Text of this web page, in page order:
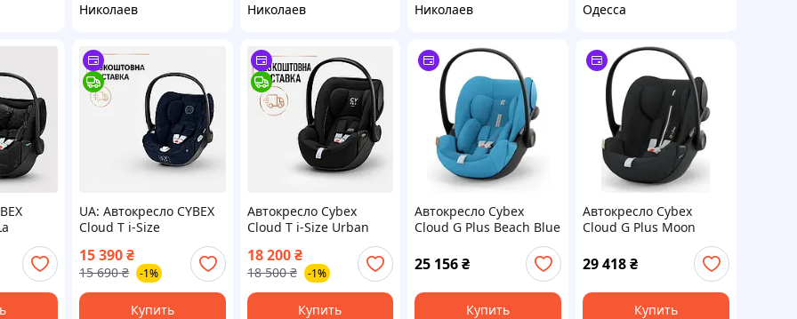
Николаев
Николаев
Николаев
Одесса
0-13
UA: Автокресло CYBEX
Cloud T i-Size
Rebellious Luxury для
новорожденных 0–13
кг, группа 0+, премиум
коллекция
15 390₴
15 690 ₴ -1%
Купить
Автокресло Cybex
Cloud T i-Size Urban
Mobility Black 0+ (45–87
см, до 13 кг) для
новорожденных,
автолюлька с лежачим
положением
18 200 ₴
18 500 ₴ -1%
Купить
Автокресло Cybex
Cloud G Plus Beach Blue
25 156₴
Купить
Автокресло Cybex
Cloud G Plus Moon
29 418₴
Купить